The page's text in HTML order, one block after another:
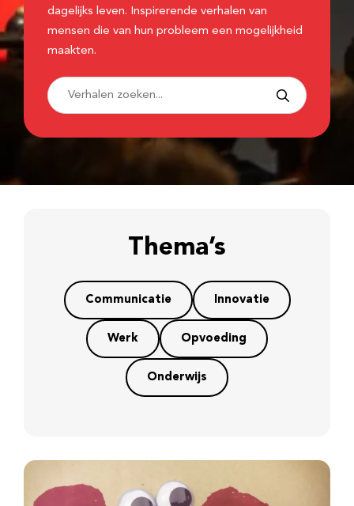
dagelijks leven. Inspirerende verhalen van
mensen die van hun probleem een mogelijkheid
maakten.
Thema’s
Communicatie Innovatie
Werk Opvoeding
Onderwijs